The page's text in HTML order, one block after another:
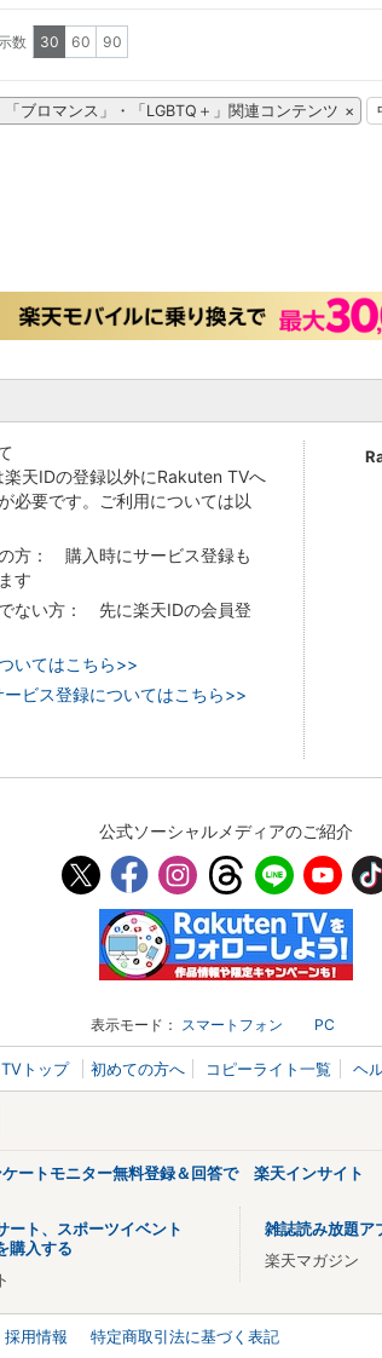
数 30 60 90
「ブロマンス」・「LGBTQ＋」関連コンテンツ
天IDの登録以外にRakuten TVへ
必要です。ご利用については以
方： 購入時にサービス登録も
す
ない方： 先に楽天IDの会員登
いてはこちら>>
ビス登録についてはこちら>>
公式ソーシャルメディアのご紹介
表示モード： スマートフォン PC
トップ 初めての方へ コピーライト一覧 ヘ
ートモニター無料登録＆回答で 楽天インサイト
ート、スポーツイベント
購入する
雑誌読み放題ア
楽天マガジン
採用情報
特定商取引法に基づく表記